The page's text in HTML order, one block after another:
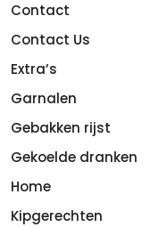
Contact
Contact Us
Extra’s
Garnalen
Gebakken rijst
Gekoelde dranken
Home
Kipgerechten